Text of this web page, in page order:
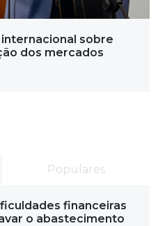
sobre
dos mercados
Populares
financeiras
o abastecimento